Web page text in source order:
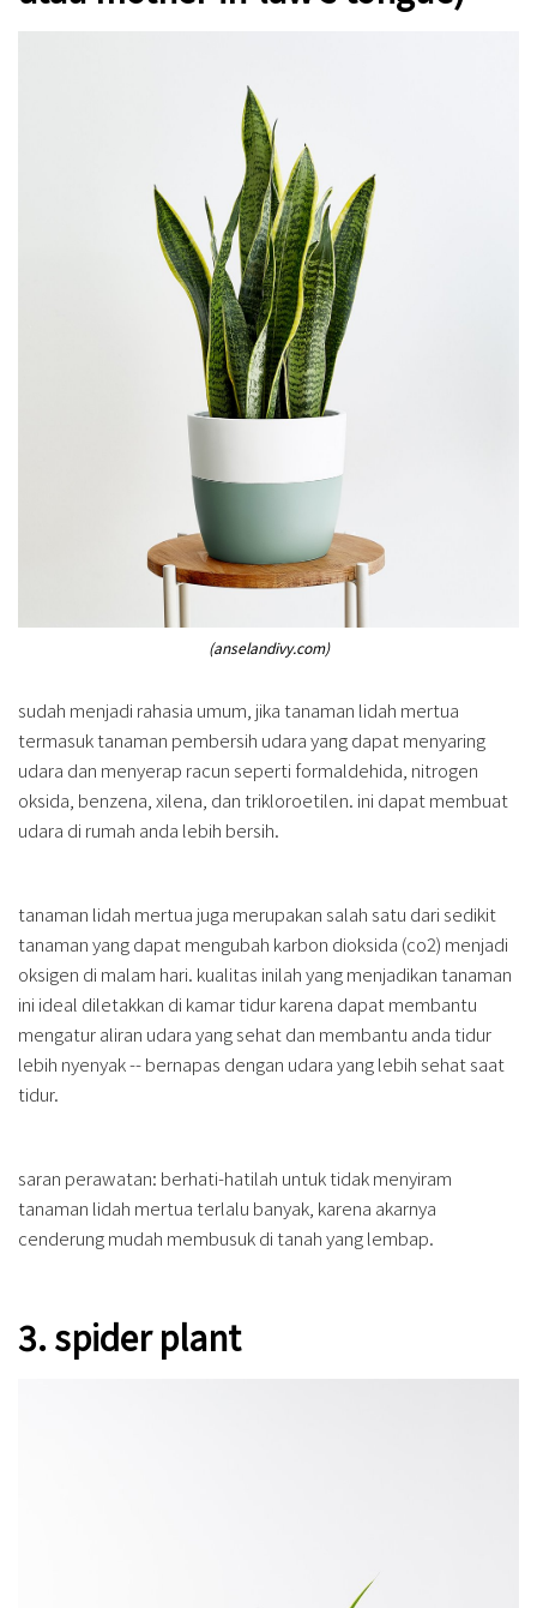
(anselandivy.com)
sudah menjadi rahasia umum, jika tanaman lidah mertua
termasuk tanaman pembersih udara yang dapat menyaring
udara dan menyerap racun seperti formaldehida, nitrogen
oksida, benzena, xilena, dan trikloroetilen. ini dapat membuat
udara di rumah anda lebih bersih.
tanaman lidah mertua juga merupakan salah satu dari sedikit
tanaman yang dapat mengubah karbon dioksida (co2) menjadi
oksigen di malam hari. kualitas inilah yang menjadikan tanaman
ini ideal diletakkan di kamar tidur karena dapat membantu
mengatur aliran udara yang sehat dan membantu anda tidur
lebih nyenyak -- bernapas dengan udara yang lebih sehat saat
tidur.
saran perawatan: berhati-hatilah untuk tidak menyiram
tanaman lidah mertua terlalu banyak, karena akarnya
cenderung mudah membusuk di tanah yang lembap.
3. spider plant